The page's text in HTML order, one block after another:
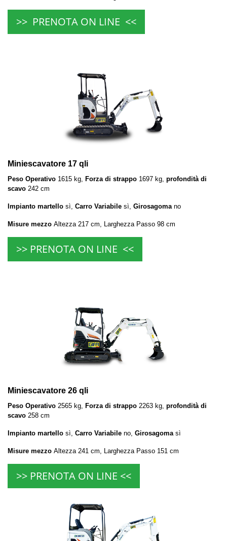
>> PRENOTA ON LINE <<
Miniescavatore 17 qli
Peso Operativo 1615 kg, Forza di strappo 1697 kg, profondità di
scavo 242 cm
Impianto martello sì, Carro Variabile sì, Girosagoma no
Misure mezzo Altezza 217 cm, Larghezza Passo 98 cm
>> PRENOTA ON LINE <<
Miniescavatore 26 qli
Peso Operativo 2565 kg, Forza di strappo 2263 kg, profondità di
scavo 258 cm
Impianto martello sì, Carro Variabile no, Girosagoma sì
Misure mezzo Altezza 241 cm, Larghezza Passo 151 cm
>> PRENOTA ON LINE <<